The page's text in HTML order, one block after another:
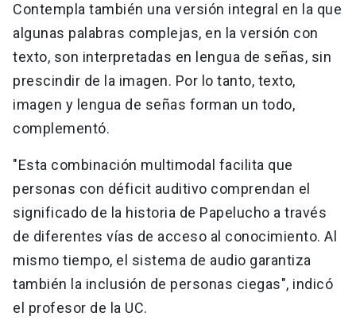
Contempla también una versión integral en la que
algunas palabras complejas, en la versión con
texto, son interpretadas en lengua de señas, sin
prescindir de la imagen. Por lo tanto, texto,
imagen y lengua de señas forman un todo,
complementó.
"Esta combinación multimodal facilita que
personas con déficit auditivo comprendan el
significado de la historia de Papelucho a través
de diferentes vías de acceso al conocimiento. Al
mismo tiempo, el sistema de audio garantiza
también la inclusión de personas ciegas", indicó
el profesor de la UC.